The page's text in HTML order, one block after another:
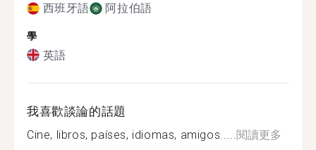
西班牙語 阿拉伯語
學
英語
我喜歡談論的話題
Cine, libros, países, idiomas, amigos..... 閱讀更多